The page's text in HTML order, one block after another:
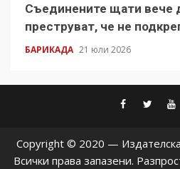
Съединените щати вече
преструват, че не
БАРИКАДА 21 юли 2026
Copyright © 2020 —
Всички права запазени.